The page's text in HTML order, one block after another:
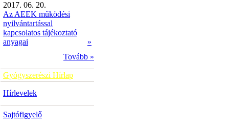
2017. 06. 20.
Az AEEK működési
nyilvántartással
kapcsolatos tájékoztató
anyagai
»
Tovább »
Gyógyszerészi Hírlap
Hírlevelek
Sajtófigyelő